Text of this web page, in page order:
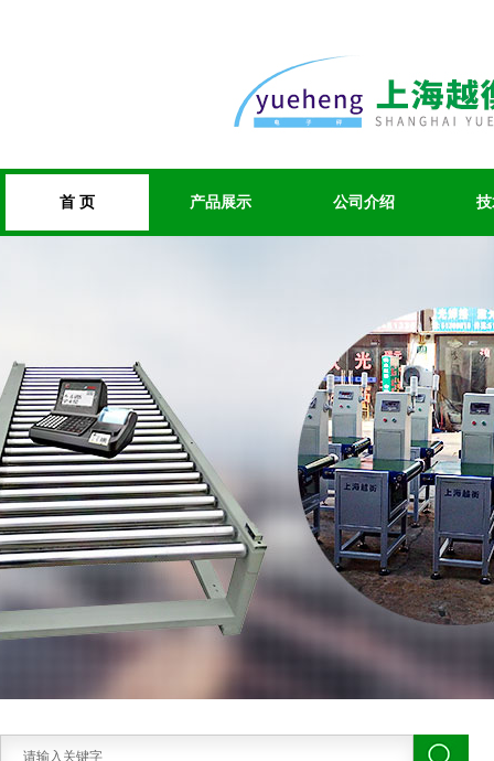
首 页 产品展示 公司介绍